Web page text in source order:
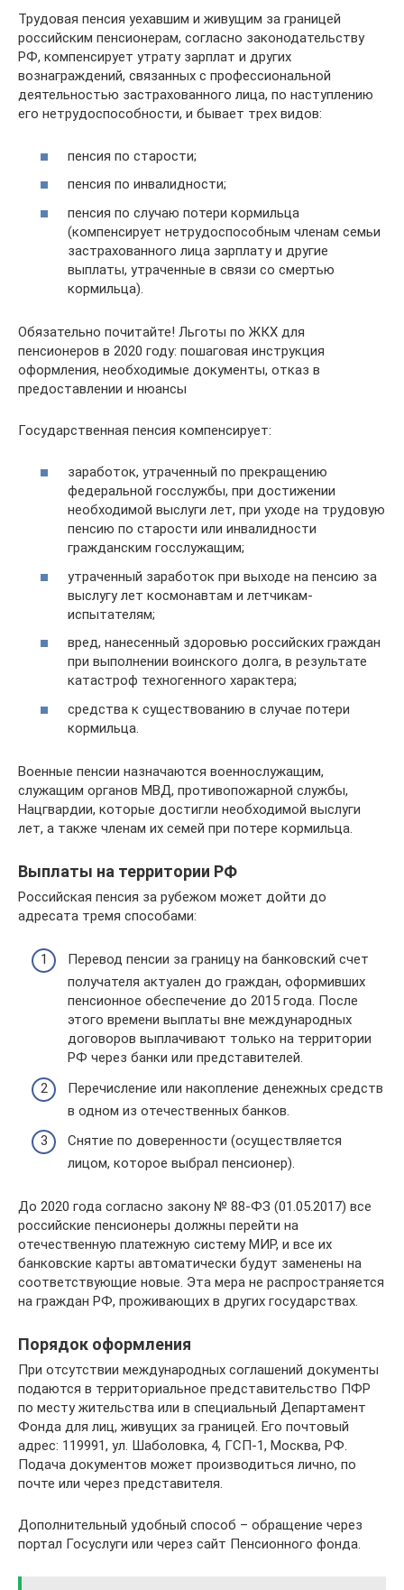
Трудовая пенсия уехавшим и живущим за границей
российским пенсионерам, согласно законодательству
РФ, компенсирует утрату зарплат и других
вознаграждений, связанных с профессиональной
деятельностью застрахованного лица, по наступлению
его нетрудоспособности, и бывает трех видов:
пенсия по старости;
пенсия по инвалидности;
пенсия по случаю потери кормильца
(компенсирует нетрудоспособным членам семьи
застрахованного лица зарплату и другие
выплаты, утраченные в связи со смертью
кормильца).
Обязательно почитайте! Льготы по ЖКХ для
пенсионеров в 2020 году: пошаговая инструкция
оформления, необходимые документы, отказ в
предоставлении и нюансы
Государственная пенсия компенсирует:
заработок, утраченный по прекращению
федеральной госслужбы, при достижении
необходимой выслуги лет, при уходе на трудовую
пенсию по старости или инвалидности
гражданским госслужащим;
утраченный заработок при выходе на пенсию за
выслугу лет космонавтам и летчикам-
испытателям;
вред, нанесенный здоровью российских граждан
при выполнении воинского долга, в результате
катастроф техногенного характера;
средства к существованию в случае потери
кормильца.
Военные пенсии назначаются военнослужащим,
служащим органов МВД, противопожарной службы,
Нацгвардии, которые достигли необходимой выслуги
лет, а также членам их семей при потере кормильца.
Выплаты на территории РФ
Российская пенсия за рубежом может дойти до
адресата тремя способами:
Перевод пенсии за границу на банковский счет
получателя актуален до граждан, оформивших
пенсионное обеспечение до 2015 года. После
этого времени выплаты вне международных
договоров выплачивают только на территории
РФ через банки или представителей.
Перечисление или накопление денежных средств
в одном из отечественных банков.
Снятие по доверенности (осуществляется
лицом, которое выбрал пенсионер).
До 2020 года согласно закону № 88-ФЗ (01.05.2017) все
российские пенсионеры должны перейти на
отечественную платежную систему МИР, и все их
банковские карты автоматически будут заменены на
соответствующие новые. Эта мера не распространяется
на граждан РФ, проживающих в других государствах.
Порядок оформления
При отсутствии международных соглашений документы
подаются в территориальное представительство ПФР
по месту жительства или в специальный Департамент
Фонда для лиц, живущих за границей. Его почтовый
адрес: 119991, ул. Шаболовка, 4, ГСП-1, Москва, РФ.
Подача документов может производиться лично, по
почте или через представителя.
Дополнительный удобный способ – обращение через
портал Госуслуги или через сайт Пенсионного фонда.